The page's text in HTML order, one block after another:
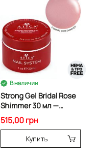
В наличии
Strong Gel Bridal Rose
Shimmer 30 мл —
нежно-розовый
билдер-гель
515,00 грн
Купить